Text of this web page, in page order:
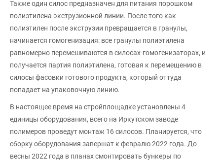
Также один силос предназначен для питания порошком
полиэтилена экструзионной линии. После того как
полиэтилен после экструзии превращается в гранулы,
начинается гомогенизация: все гранулы полиэтилена
равномерно перемешиваются в силосах-гомогенизаторах, и
получается партия полиэтилена, готовая к перемещению в
силосы фасовки готового продукта, который оттуда
попадает на упаковочную линию.
В настоящее время на стройплощадке установлены 4
единицы оборудования, всего на Иркутском заводе
полимеров проведут монтаж 16 силосов. Планируется, что
сборку оборудования завершат к февралю 2022 года. До
весны 2022 года в планах смонтировать бункеры по